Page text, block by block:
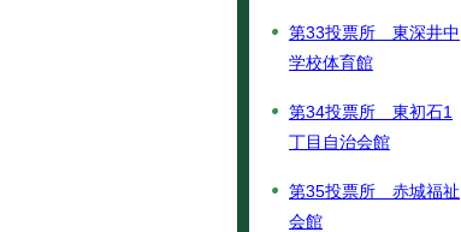
第33投票所 東深井中
学校体育館
第34投票所 東初石1
丁目自治会館
第35投票所 赤城福祉
会館